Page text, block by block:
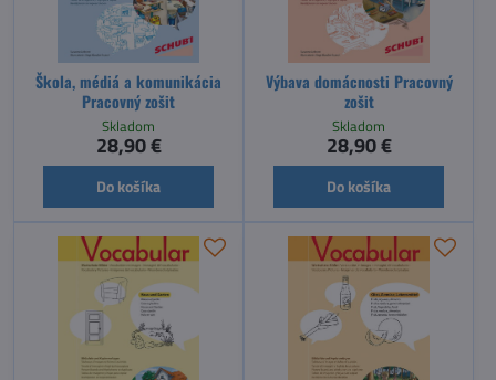
Škola, médiá a komunikácia
Pracovný zošit
Skladom
28,90 €
Do košíka
Výbava domácnosti Pracovný
zošit
Skladom
28,90 €
Do košíka